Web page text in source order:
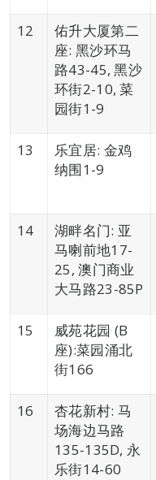
12
佑升大厦第二
座: 黑沙环马
路43-45, 黑沙
环街2-10, 菜
园街1-9
13
乐宜居: 金鸡
纳围1-9
14
湖畔名门: 亚
马喇前地17-
25, 澳门商业
大马路23-85P
15
威苑花园 (B
座):菜园涌北
街166
16
杏花新村: 马
场海边马路
135-135D, 永
乐街14-60